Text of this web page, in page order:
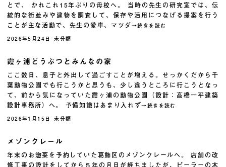
とで、 かれこれ15年ぶりの母校へ。 当時の先生の研究室では、伝
統的な街並みや建物を調査して、保存や活用につなげる提案を行う
ことが主な活動で、先生の愛車、マツダ→続きを読む
2026年5月24日
未分類
霞ヶ浦どうぶつとみんなの家
ここ数日、息子と外出して過ごすことが増える。せっかくだから千
葉動物公園でも行こうかと思うも、少し違うところに行こうとなっ
て、前から気になっていた霞ヶ浦の動物公園（設計：高橋一平建築
設計事務所）へ。 予備知識はあまり入れず→続きを読む
2026年1月15日
未分類
メゾンクレール
年末のお惣菜を予約していた葛飾区のメゾンクレールへ。 店舗の改
修工事の設計をしてから５年の月日が経ちましたが、ピーラーの木